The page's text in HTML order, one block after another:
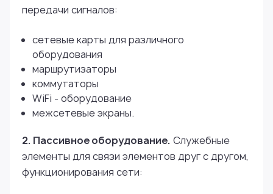
передачи сигналов:
сетевые карты для различного
оборудования
маршрутизаторы
коммутаторы
WiFi - оборудование
межсетевые экраны.
2. Пассивное оборудование. Служебные
элементы для связи элементов друг с другом,
функционирования сети: